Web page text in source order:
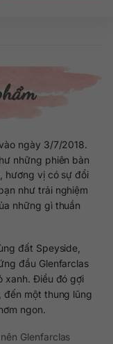
ngày 3/7/2018.
những phiên bản
hương vị có sự đổi
như trải nghiệm
những gì thuần
đất Speyside,
đầu Glenfarclas
xanh. Điều đó gợi
đến một thung lũng
ngon.
Glenfarclas